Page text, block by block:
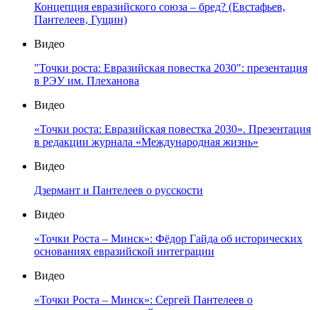
Концепция евразийского союза – бред? (Евстафьев,
Пантелеев, Гущин)
Видео
"Точки роста: Евразийская повестка 2030": презентация
в РЭУ им. Плеханова
Видео
«Точки роста: Евразийская повестка 2030». Презентация
в редакции журнала «Международная жизнь»
Видео
Дзермант и Пантелеев о русскости
Видео
«Точки Роста – Минск»: Фёдор Гайда об исторических
основаниях евразийской интеграции
Видео
«Точки Роста – Минск»: Сергей Пантелеев о